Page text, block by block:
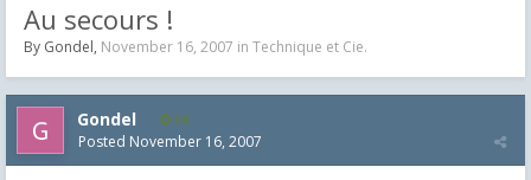
Au secours !
By Gondel, November 16, 2007 in Technique et Cie.
Gondel 56
Posted November 16, 2007